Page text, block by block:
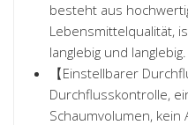
besteht aus
Lebensmittelqualität,
langlebig und
【Einstellbarer
Durchflusskontrolle,
Schaumvolumen, kein